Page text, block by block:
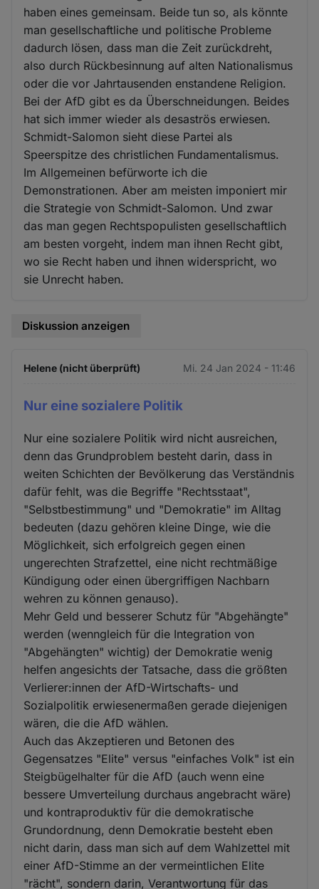
haben eines gemeinsam. Beide tun so, als könnte
man gesellschaftliche und politische Probleme
dadurch lösen, dass man die Zeit zurückdreht,
also durch Rückbesinnung auf alten Nationalismus
oder die vor Jahrtausenden enstandene Religion.
Bei der AfD gibt es da Überschneidungen. Beides
hat sich immer wieder als desaströs erwiesen.
Schmidt-Salomon sieht diese Partei als
Speerspitze des christlichen Fundamentalismus.
Im Allgemeinen befürworte ich die
Demonstrationen. Aber am meisten imponiert mir
die Strategie von Schmidt-Salomon. Und zwar
das man gegen Rechtspopulisten gesellschaftlich
am besten vorgeht, indem man ihnen Recht gibt,
wo sie Recht haben und ihnen widerspricht, wo
sie Unrecht haben.
Diskussion anzeigen
Helene (nicht überprüft) Mi. 24 Jan 2024 - 11:46
Nur eine sozialere Politik
Nur eine sozialere Politik wird nicht ausreichen,
denn das Grundproblem besteht darin, dass in
weiten Schichten der Bevölkerung das Verständnis
dafür fehlt, was die Begriffe "Rechtsstaat",
"Selbstbestimmung" und "Demokratie" im Alltag
bedeuten (dazu gehören kleine Dinge, wie die
Möglichkeit, sich erfolgreich gegen einen
ungerechten Strafzettel, eine nicht rechtmäßige
Kündigung oder einen übergriffigen Nachbarn
wehren zu können genauso).
Mehr Geld und besserer Schutz für "Abgehängte"
werden (wenngleich für die Integration von
"Abgehängten" wichtig) der Demokratie wenig
helfen angesichts der Tatsache, dass die größten
Verlierer:innen der AfD-Wirtschafts- und
Sozialpolitik erwiesenermaßen gerade diejenigen
wären, die die AfD wählen.
Auch das Akzeptieren und Betonen des
Gegensatzes "Elite" versus "einfaches Volk" ist ein
Steigbügelhalter für die AfD (auch wenn eine
bessere Umverteilung durchaus angebracht wäre)
und kontraproduktiv für die demokratische
Grundordnung, denn Demokratie besteht eben
nicht darin, dass man sich auf dem Wahlzettel mit
einer AfD-Stimme an der vermeintlichen Elite
"rächt", sondern darin, Verantwortung für das